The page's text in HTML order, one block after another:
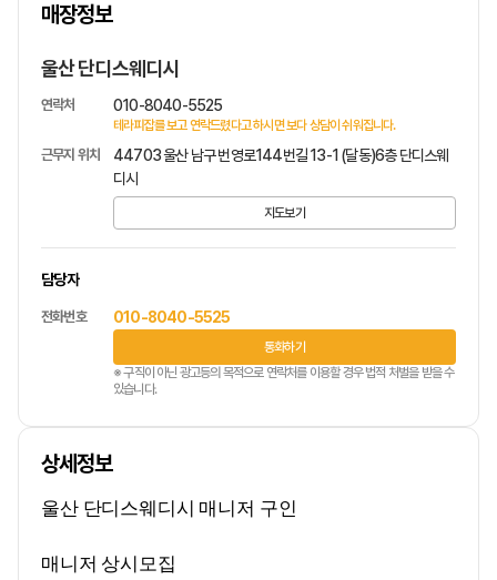
매장정보
울산 단디스웨디시
연락처 010-8040-5525
테라피잡를 보고 연락드렸다고 하시면 보다 상담이 쉬워집니다.
근무지 위치
44703 울산 남구 번영로144번길 13-1 (달동)6층 단디스웨
디시
지도보기
담당자
전화번호 010-8040-5525
통화하기
※ 구직이 아닌 광고등의 목적으로 연락처를 이용할 경우 법적 처벌을 받을 수
있습니다.
상세정보
울산 단디스웨디시 매니저 구인
매니저 상시모집